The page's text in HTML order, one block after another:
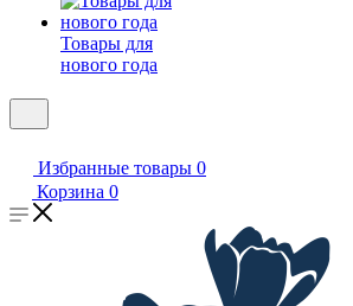
Товары для
нового года
Избранные товары 0
Корзина 0